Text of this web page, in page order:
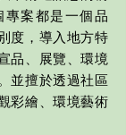
案都是一個品
度，導入地方特
品、展覽、環境
並擅於透過社區
彩繪、環境藝術